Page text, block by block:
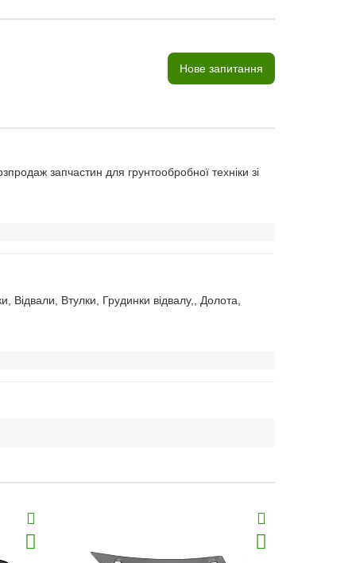
Нове запитання
запчастин для грунтообробної техніки зі
Втулки, Грудинки відвалу,, Долота,